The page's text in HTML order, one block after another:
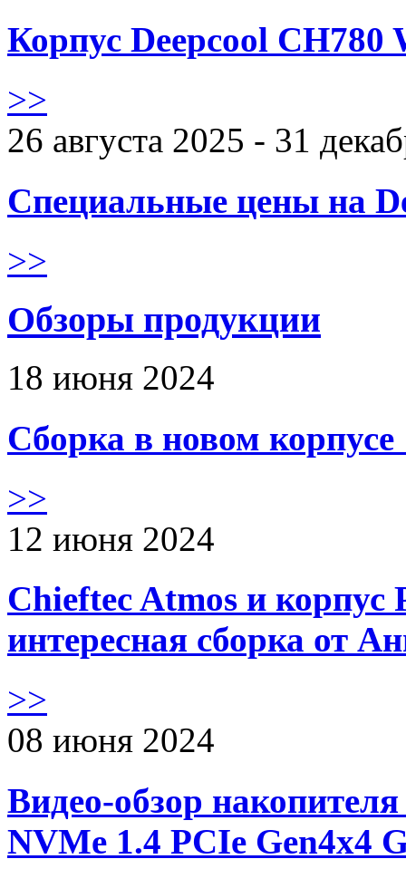
Корпус Deepcool CH780
>>
26 августа 2025 - 31
Специальные цены на
>>
Обзоры продукции
18 июня 2024
Сборка в новом
>>
12 июня 2024
Chieftec Atmos и корпус
интересная сборка от
>>
08 июня 2024
Видео-обзор
NVMe 1.4 PCIe Gen4х4